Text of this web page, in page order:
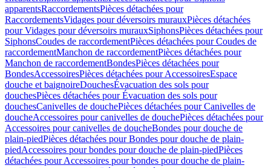
apparentsRaccordementsPièces détachées pour
RaccordementsVidages pour déversoirs murauxPièces détachées
pour Vidages pour déversoirs murauxSiphonsPièces détachées pour
SiphonsCoudes de raccordementPièces détachées pour Coudes de
raccordementManchon de raccordementPièces détachées pour
Manchon de raccordementBondesPièces détachées pour
BondesAccessoiresPièces détachées pour AccessoiresEspace
douche et baignoireDouchesÉvacuation des sols pour
douchesPièces détachées pour Évacuation des sols pour
douchesCanivelles de douchePièces détachées pour Canivelles de
doucheAccessoires pour canivelles de douchePièces détachées pour
Accessoires pour canivelles de doucheBondes pour douche de
plain-piedPièces détachées pour Bondes pour douche de plain-
piedAccessoires pour bondes pour douche de plain-piedPièces
détachées pour Accessoires pour bondes pour douche de plain-